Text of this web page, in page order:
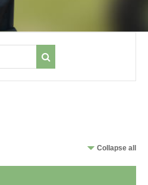
Search courses
Collapse all